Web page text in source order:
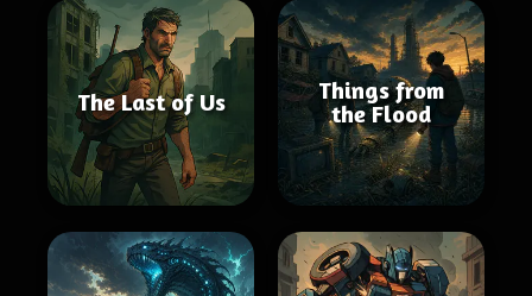
The Last of Us
Things from
the Flood